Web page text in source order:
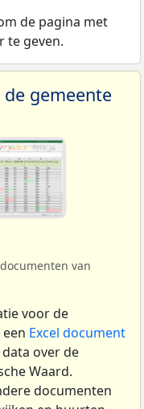
de pagina met
te geven.
gemeente
van
voor de
Excel document
over de
Waard.
documenten